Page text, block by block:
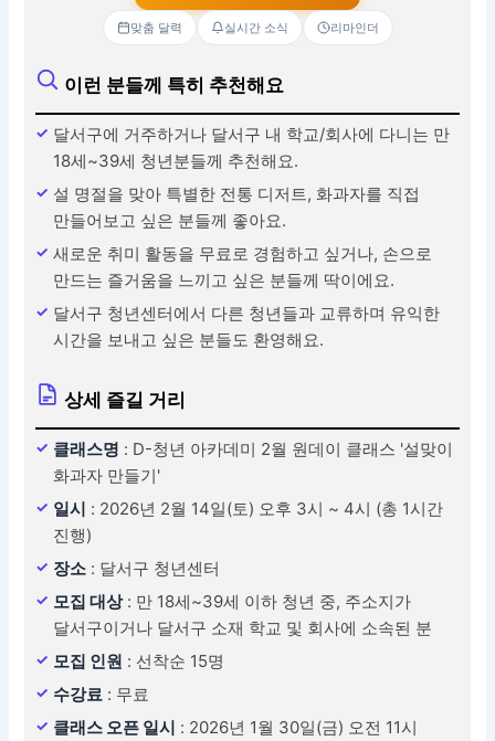
맞춤 달력 실시간 소식 리마인더
이런 분들께 특히 추천해요
달서구에 거주하거나 달서구 내 학교/회사에 다니는 만
18세~39세 청년분들께 추천해요.
설 명절을 맞아 특별한 전통 디저트, 화과자를 직접
만들어보고 싶은 분들께 좋아요.
새로운 취미 활동을 무료로 경험하고 싶거나, 손으로
만드는 즐거움을 느끼고 싶은 분들께 딱이에요.
달서구 청년센터에서 다른 청년들과 교류하며 유익한
시간을 보내고 싶은 분들도 환영해요.
상세 즐길 거리
클래스명 : D-청년 아카데미 2월 원데이 클래스 '설맞이
화과자 만들기'
일시 : 2026년 2월 14일(토) 오후 3시 ~ 4시 (총 1시간
진행)
장소 : 달서구 청년센터
모집 대상 : 만 18세~39세 이하 청년 중, 주소지가
달서구이거나 달서구 소재 학교 및 회사에 소속된 분
모집 인원 : 선착순 15명
수강료 : 무료
클래스 오픈 일시 : 2026년 1월 30일(금) 오전 11시